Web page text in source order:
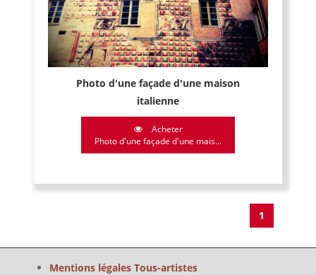
Photo d'une façade d'une maison
italienne
Acheter
Photo d'une façade d'une mais...
1
Mentions légales Tous-artistes